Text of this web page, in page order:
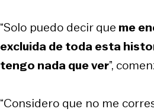
“Solo puedo decir que me
excluida de toda esta
tengo nada que ver”,
“Considero que no me